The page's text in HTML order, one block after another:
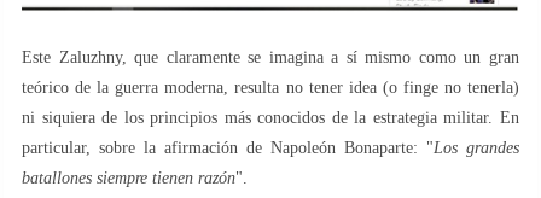
Este Zaluzhny, que claramente se imagina a sí mismo como un gran
teórico de la guerra moderna, resulta no tener idea (o finge no tenerla)
ni siquiera de los principios más conocidos de la estrategia militar. En
particular, sobre la afirmación de Napoleón Bonaparte: "Los grandes
batallones siempre tienen razón".